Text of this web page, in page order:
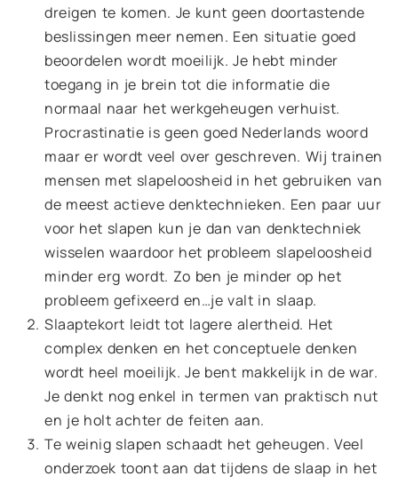
dreigen te komen. Je kunt geen doortastende
beslissingen meer nemen. Een situatie goed
beoordelen wordt moeilijk. Je hebt minder
toegang in je brein tot die informatie die
normaal naar het werkgeheugen verhuist.
Procrastinatie is geen goed Nederlands woord
maar er wordt veel over geschreven. Wij trainen
mensen met slapeloosheid in het gebruiken van
de meest actieve denktechnieken. Een paar uur
voor het slapen kun je dan van denktechniek
wisselen waardoor het probleem slapeloosheid
minder erg wordt. Zo ben je minder op het
probleem gefixeerd en…je valt in slaap.
Slaaptekort leidt tot lagere alertheid. Het
complex denken en het conceptuele denken
wordt heel moeilijk. Je bent makkelijk in de war.
Je denkt nog enkel in termen van praktisch nut
en je holt achter de feiten aan.
Te weinig slapen schaadt het geheugen. Veel
onderzoek toont aan dat tijdens de slaap in het